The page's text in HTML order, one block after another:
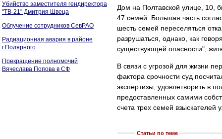
Убийство заместителя гендиректора
"ТВ-21" Дмитрия Швеца
Облучение сотрудников СевРАО
Радиационная авария в районе
г.Полярного
Прекращение полномочий
Вячеслава Попова в СФ
Дом на Полтавской улице, 10,
47 семей. Большая часть
шесть семей переселяться
разрушаться, однако, как
существующей опасности",
В связи с угрозой для жизни
фактора срочности суд
экспертизы, удовлетворить в
предоставленных самими
счета трех семей
Статьи по теме